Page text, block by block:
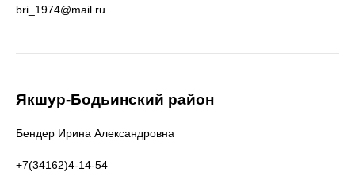
bri_1974@mail.ru
Якшур-Бодьинский район
Бендер Ирина Александровна
+7(34162)4-14-54